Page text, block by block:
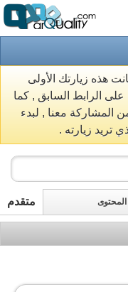
هذه زيارتك الأولى
الرابط السابق , كما
المشاركة معنا , لبدء
تريد زيارته .
متقدم المحتوى